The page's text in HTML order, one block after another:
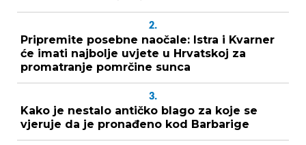
2.
Pripremite posebne naočale: Istra i Kvarner
će imati najbolje uvjete u Hrvatskoj za
promatranje pomrčine sunca
3.
Kako je nestalo antičko blago za koje se
vjeruje da je pronađeno kod Barbarige